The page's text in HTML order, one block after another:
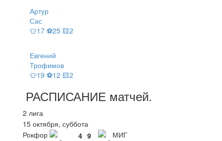
Артур
Сас
👕17 ⚽25 🟨2
Евгений
Трофимов
👕19 ⚽12 🟨2
РАСПИСАНИЕ матчей.
2 лига
15 октября, суббота
Рокфор
4 9
МИГ